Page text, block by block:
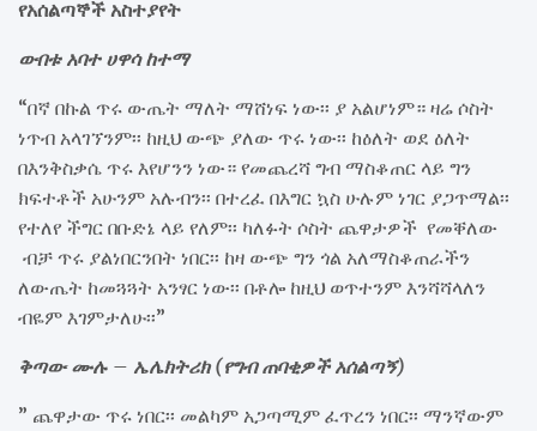
የአሰልጣኞች አስተያየት
ውበቱ አባተ ሀዋሳ ከተማ
“በኛ በኩል ጥሩ ውጤት ማለት ማሸነፍ ነው፡፡ ያ አልሆነም። ዛሬ ሶስት
ነጥብ አላገኘንም፡፡ ከዚህ ውጭ ያለው ጥሩ ነው፡፡ ከዕለት ወደ ዕለት
በእንቅስቃሴ ጥሩ እየሆንን ነው። የመጨረሻ ግብ ማስቆጠር ላይ ግን
ክፍተቶች አሁንም አሉብን፡፡ በተረፈ በእግር ኳስ ሁሉም ነገር ያጋጥማል፡፡
የተለየ ችግር በቡድኔ ላይ የለም፡፡ ካለፉት ሶስት ጨዋታዎች የመቐለው
ብቻ ጥሩ ያልነበርንበት ነበር፡፡ ከዛ ውጭ ግን ጎል አለማስቆጠራችን
ለውጤት ከመጓጓት አንፃር ነው፡፡ በቶሎ ከዚህ ወጥተንም እንሻሻላለን
ብዬም እገምታለሁ፡፡”
ቅጣው ሙሉ – ኤሌክትሪክ (የግብ ጠባቂዎች አሰልጣኝ)
” ጨዋታው ጥሩ ነበር፡፡ መልካም አጋጣሚም ፈጥረን ነበር፡፡ ማንኛውም